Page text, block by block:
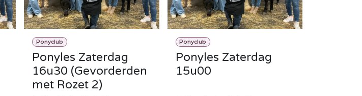
Ponyclub
Ponyles Zaterdag
16u30 (Gevorderden
met Rozet 2)
Ponyclub
Ponyles Zaterdag
15u00